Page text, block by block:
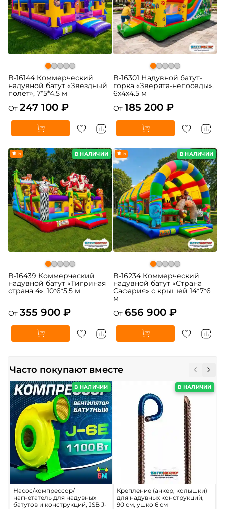
B-16144 Коммерческий
надувной батут «Звездный
полет», 7*5*4.5 м
От 247 100 ₽
B-16301 Надувной батут-
горка «Зверята-непоседы»,
6x4x4.5 м
От 185 200 ₽
В НАЛИЧИИ
5
B-16439 Коммерческий
надувной батут «Тигриная
страна 4», 10*6*5,5 м
От 355 900 ₽
В НАЛИЧИИ
5
B-16234 Коммерческий
надувной батут «Страна
Сафария» с крышей 14*7*6
м
От 656 900 ₽
Часто покупают вместе
В НАЛИЧИИ
Насос/компрессор/
нагнетатель для надувных
батутов и конструкций, JSB J-
В НАЛИЧИИ
Крепление (анкер, колышки)
для надувных конструкций,
90 см, ушко 6 см